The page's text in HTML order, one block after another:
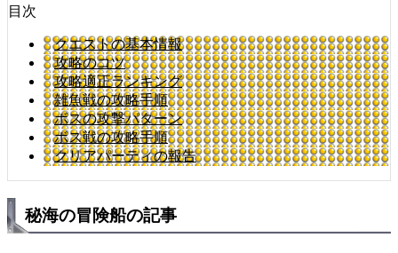
目次
クエストの基本情報
攻略のコツ
攻略適正ランキング
雑魚戦の攻略手順
ボスの攻撃パターン
ボス戦の攻略手順
クリアパーティの報告
秘海の冒険船の記事